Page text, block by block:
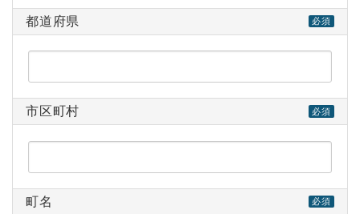
都道府県 必須
市区町村 必須
町名 必須